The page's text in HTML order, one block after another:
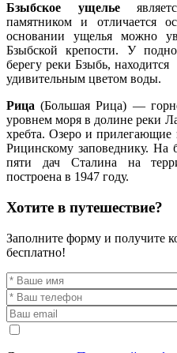
Бзыбское ущелье
памятником и отличается
основании ущелья можно
Бзыбской крепости. У
берегу реки Бзыбь, находится
удивительным цветом воды.
Рица (Большая Рица) —
уровнем моря в долине реки
хребта. Озеро и прилегающие
Рицинскому заповеднику. На
пяти дач Сталина на
построена в 1947 году.
Хотите в путешествие?
Заполните форму и получите
бесплатно!